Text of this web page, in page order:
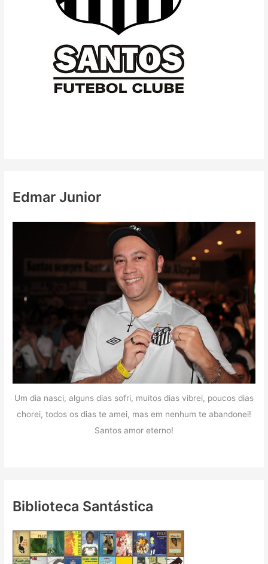
Edmar Junior
Um dia nasci, alguns dias sofri, muitos dias vibrei, poucos dias
chorei, todos os dias te amei, mas em nenhum te abandonei!
Santos amor eterno!
Biblioteca Santástica